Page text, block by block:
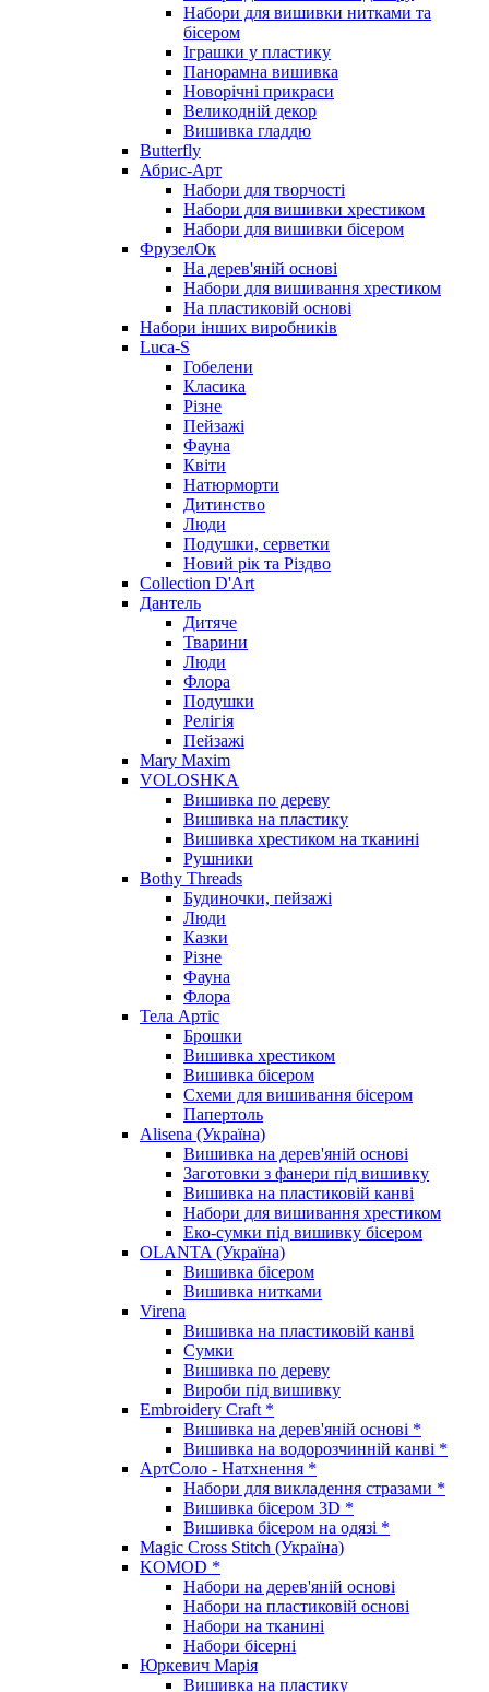
Набори для вишивки нитками та
бісером
Іграшки у пластику
Панорамна вишивка
Новорічні прикраси
Великодній декор
Вишивка гладдю
Butterfly
Абрис-Арт
Набори для творчості
Набори для вишивки хрестиком
Набори для вишивки бісером
ФрузелОк
На дерев'яній основі
Набори для вишивання хрестиком
На пластиковій основі
Набори інших виробників
Luca-S
Гобелени
Класика
Різне
Пейзажі
Фауна
Квіти
Натюрморти
Дитинство
Люди
Подушки, серветки
Новий рік та Різдво
Collection D'Art
Дантель
Дитяче
Тварини
Люди
Флора
Подушки
Релігія
Пейзажі
Mary Maxim
VOLOSHKA
Вишивка по дереву
Вишивка на пластику
Вишивка хрестиком на тканині
Рушники
Bothy Threads
Будиночки, пейзажі
Люди
Казки
Різне
Фауна
Флора
Тела Артіс
Брошки
Вишивка хрестиком
Вишивка бісером
Схеми для вишивання бісером
Папертоль
Alisena (Україна)
Вишивка на дерев'яній основі
Заготовки з фанери під вишивку
Вишивка на пластиковій канві
Набори для вишивання хрестиком
Еко-сумки під вишивку бісером
OLANTA (Україна)
Вишивка бісером
Вишивка нитками
Virena
Вишивка на пластиковій канві
Сумки
Вишивка по дереву
Вироби під вишивку
Embroidery Craft *
Вишивка на дерев'яній основі *
Вишивка на водорозчинній канві *
АртСоло - Натхнення *
Набори для викладення стразами *
Вишивка бісером 3D *
Вишивка бісером на одязі *
Magic Cross Stitch (Україна)
KOMOD *
Набори на дерев'яній основі
Набори на пластиковій основі
Набори на тканині
Набори бісерні
Юркевич Марія
Вишивка на пластику